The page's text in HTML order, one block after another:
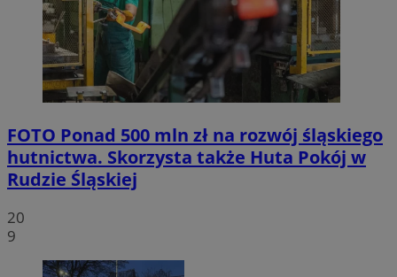
FOTO Ponad 500 mln zł na rozwój śląskiego
hutnictwa. Skorzysta także Huta Pokój w
Rudzie Śląskiej
20
9